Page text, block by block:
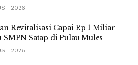
2026
Revitalisasi Capai Rp 1 Miliar
SMPN Satap di Pulau Mules
2026